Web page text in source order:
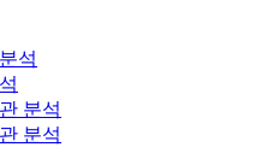
석
분석
분석